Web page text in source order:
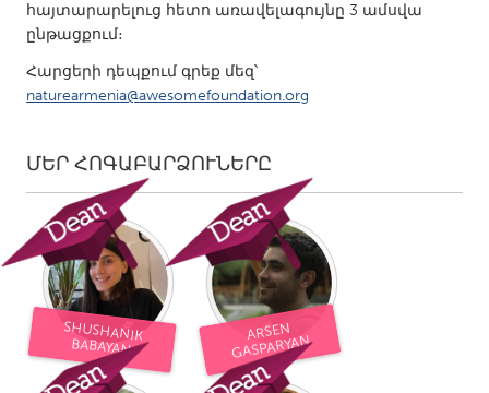
հայտարարելուց հետո առավելագույնը 3 ամսվա
ընթացքում։
Հարցերի դեպքում գրեք մեզ՝
naturearmenia@awesomefoundation.org
ՄԵՐ ՀՈԳԱԲԱՐՁՈՒՆԵՐԸ
SHUSHANIK
BABAYAN
ARSEN
GASPARYAN